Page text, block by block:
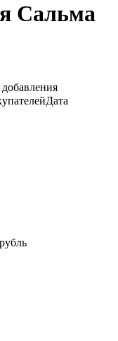
Сальма
добавления
Дата